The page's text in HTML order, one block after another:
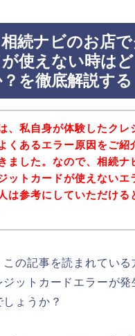
相続ナビのお店
使えない時は
を徹底解説する
、私自身が体験したクレ
くあるエラー原因をご紹
ました。なので、相続ナ
ットカードが使えないエ
は参考にしていただける
の記事を読まれている
ットカードエラーが発
ょうか？